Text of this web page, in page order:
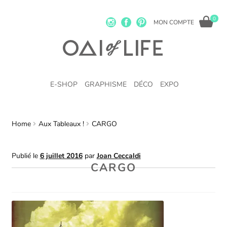
MON COMPTE 0
E-SHOP GRAPHISME DÉCO EXPO
Home Aux Tableaux ! CARGO
Publié le 6 juillet 2016 parJoan Ceccaldi
CARGO